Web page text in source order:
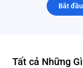
Bắt
Tất cả Những